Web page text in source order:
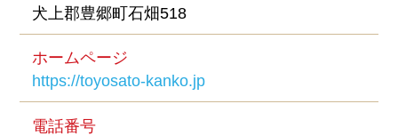
犬上郡豊郷町石畑518
ホームページ
https://toyosato-kanko.jp
電話番号